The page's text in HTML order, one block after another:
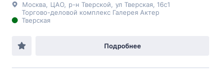
Москва ЦАО р-н Тверской ул Тверская , 16с1
Торгово-деловой комплекс Галерея Актер
Тверская
Подробнее